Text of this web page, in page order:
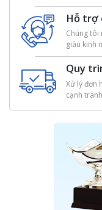
Hỗ trợ
Chúng tôi
giàu kinh
Quy
Xử lý đơn
cạnh